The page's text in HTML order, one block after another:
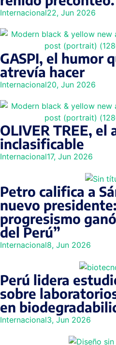
Internacional22, Jun 2026
GASPI, el humor
atrevía hacer
Internacional20, Jun 2026
OLIVER TREE, el
inclasificable
Internacional17, Jun 2026
Petro califica a
nuevo
progresismo
del Perú”
Internacional8, Jun 2026
Perú lidera
sobre
en
Internacional3, Jun 2026